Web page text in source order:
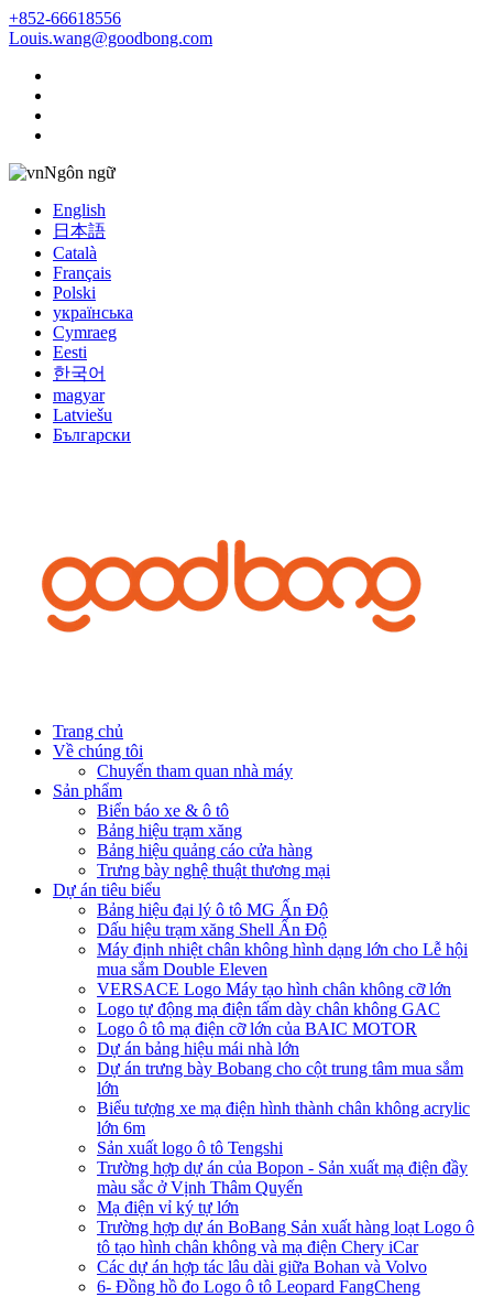
+852-66618556
Louis.wang@goodbong.com
Ngôn ngữ
English
日本語
Català
Français
Polski
українська
Cymraeg
Eesti
한국어
magyar
Latviešu
Български
Trang chủ
Về chúng tôi
Chuyến tham quan nhà máy
Sản phẩm
Biển báo xe & ô tô
Bảng hiệu trạm xăng
Bảng hiệu quảng cáo cửa hàng
Trưng bày nghệ thuật thương mại
Dự án tiêu biểu
Bảng hiệu đại lý ô tô MG Ấn Độ
Dấu hiệu trạm xăng Shell Ấn Độ
Máy định nhiệt chân không hình dạng lớn cho Lễ hội
mua sắm Double Eleven
VERSACE Logo Máy tạo hình chân không cỡ lớn
Logo tự động mạ điện tấm dày chân không GAC
Logo ô tô mạ điện cỡ lớn của BAIC MOTOR
Dự án bảng hiệu mái nhà lớn
Dự án trưng bày Bobang cho cột trung tâm mua sắm
lớn
Biểu tượng xe mạ điện hình thành chân không acrylic
lớn 6m
Sản xuất logo ô tô Tengshi
Trường hợp dự án của Bopon - Sản xuất mạ điện đầy
màu sắc ở Vịnh Thâm Quyến
Mạ điện vỉ ký tự lớn
Trường hợp dự án BoBang Sản xuất hàng loạt Logo ô
tô tạo hình chân không và mạ điện Chery iCar
Các dự án hợp tác lâu dài giữa Bohan và Volvo
6- Đồng hồ đo Logo ô tô Leopard FangCheng